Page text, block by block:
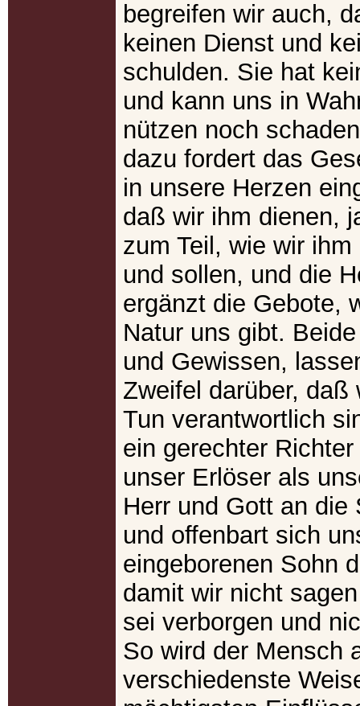
begreifen wir auch,
keinen Dienst und
schulden. Sie hat
und kann uns in
nützen noch
dazu fordert das
in unsere Herzen
daß wir ihm dienen,
zum Teil, wie wir
und sollen, und die
ergänzt die Gebote,
Natur uns gibt.
und Gewissen,
Zweifel darüber, daß
Tun verantwortlich
ein gerechter
unser Erlöser als
Herr und Gott an die
und offenbart sich
eingeborenen Sohn
damit wir nicht
sei verborgen und
So wird der Mensch
verschiedenste